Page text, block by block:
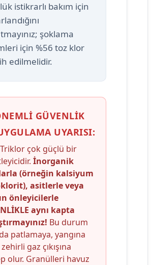
istikrarlı bakım için
şoklama
için %56 toz klor
edilmelidir.
GÜVENLİK
UYARISI:
çok güçlü bir
İnorganik
(örneğin kalsiyum
asitlerle veya
önleyicilerle
aynı kapta
Bu durum
patlamaya, yangına
gaz çıkışına
olur. Granülleri havuz